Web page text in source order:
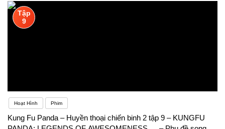
Tập
9
Hoạt Hình Phim
Kung Fu Panda – Huyền thoại chiến binh 2 tập 9 – KUNGFU